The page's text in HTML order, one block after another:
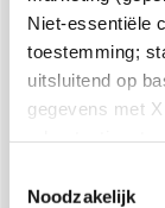
Niet-essentiële
toestemming;
uitsluitend op
gegevens met
en de
Noodzakelijk
Assortiment